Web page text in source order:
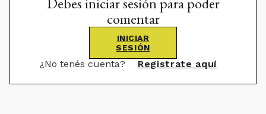
comentar
INICIAR
SESIÓN
¿No tenés cuenta? Registrate aquí